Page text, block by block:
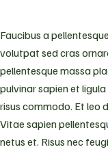
Faucibus a
volutpat sed cras
pellentesque massa
pulvinar sapien et
risus commodo. Et leo
Vitae sapien
netus et. Risus nec